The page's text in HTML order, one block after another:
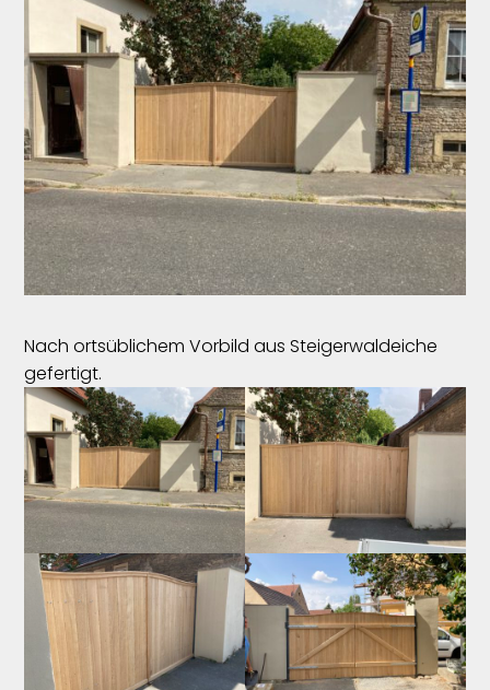
Nach ortsüblichem Vorbild aus Steigerwaldeiche
gefertigt.